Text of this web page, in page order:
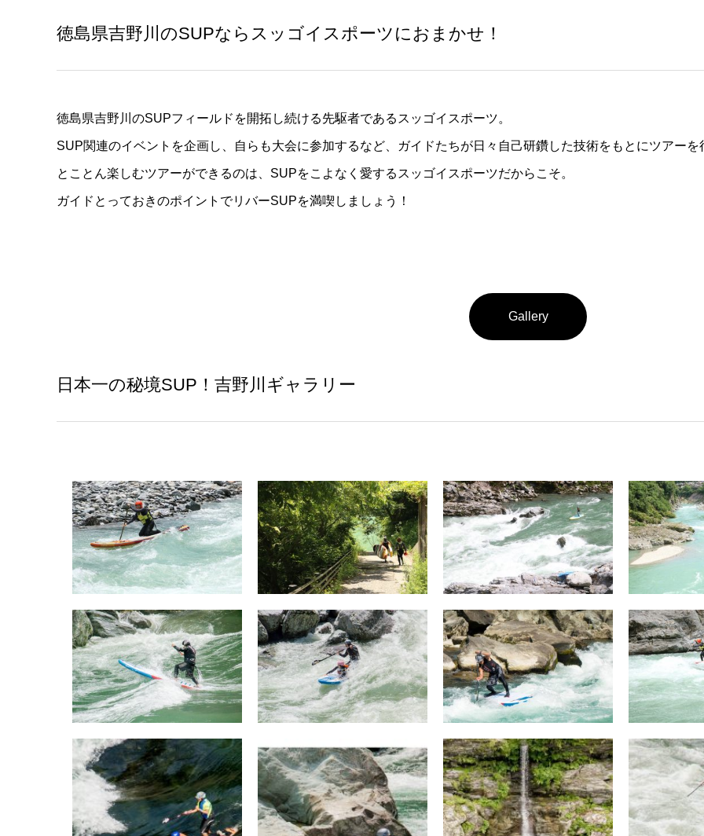
徳島県吉野川のSUPならスッゴイスポーツにおまかせ！
徳島県吉野川のSUPフィールドを開拓し続ける先駆者であるスッゴイスポーツ。
SUP関連のイベントを企画し、自らも大会に参加するなど、ガイドたちが日々自己研鑽した技術をもとにツアーを
とことん楽しむツアーができるのは、SUPをこよなく愛するスッゴイスポーツだからこそ。
ガイドとっておきのポイントでリバーSUPを満喫しましょう！
Gallery
日本一の秘境SUP！吉野川ギャラリー